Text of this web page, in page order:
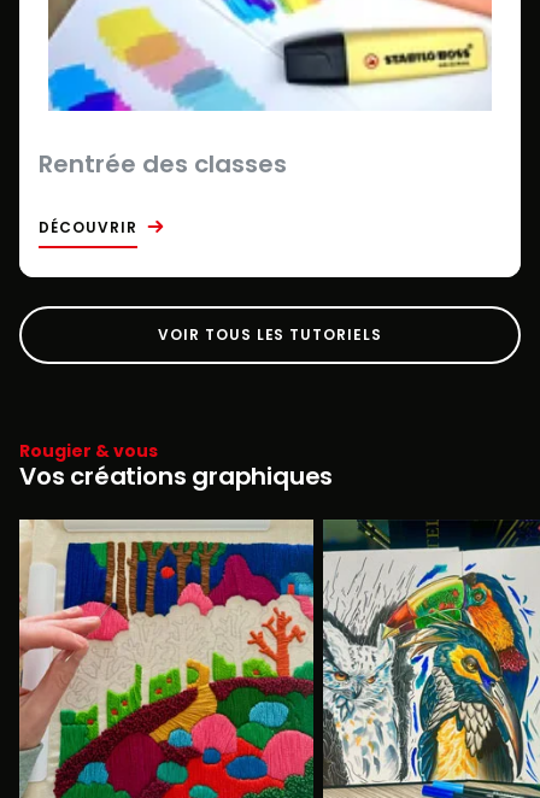
Rentrée des classes
DÉCOUVRIR
VOIR TOUS LES TUTORIELS
Rougier & vous
Vos créations graphiques